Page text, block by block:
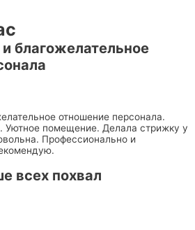
благожелательное
отношение персонала.
Уютное помещение. Делала стрижку у
Профессионально и
всех похвал